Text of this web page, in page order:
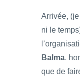
Arrivée,
ni le
Balma,
que de